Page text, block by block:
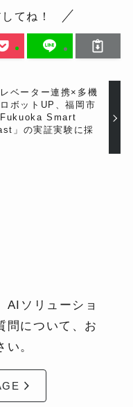
てね！
ベーター連携×多機
ボットUP、福岡市
Fukuoka Smart
」の実証実験に採
AIソリューショ
問について、お
。